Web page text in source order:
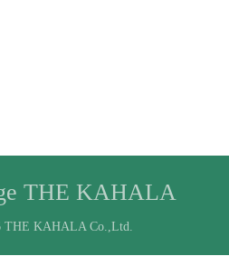
THE KAHALA
THE KAHALA Co.,Ltd.